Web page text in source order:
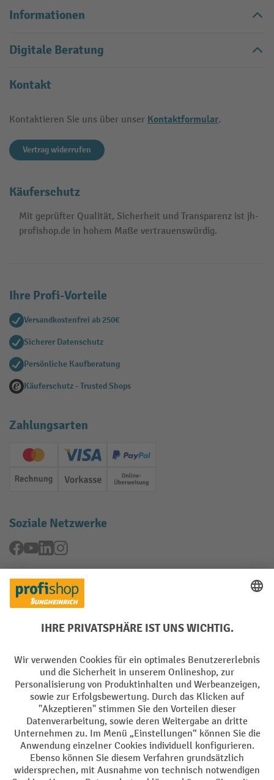
Informationen
Digitale Beratung
Kontakt
Kontaktieren Sie uns über unser Kontaktformular.
Vertrag widerrufen
Käuferschutz
Mit geprüfter Qualität, Sicherheit und Transparenz ist jh-
profishop.de in hohem Maße vertrauenswürdig.
Ihre Profi-Vorteile
Versandkostenfrei ab 250€
Sicherer Datenschutz
Persönliche Kaufberatung
Käuferschutz - Trusted Shops
Zahlungsarten
Creditcard (Master)Creditcard (Visa)
PayPal
Rechnung Vorkasse Online-Überweisung
Soziale Netzwerke
Facebook
YouTubeLinkedInInstagram
Rücknahme-Services
Elektrogeräte Rückname
Batterie Rückname
AGB Impressum Datenschutz
Barrierefreiheit Grounding Page Privacy Settings